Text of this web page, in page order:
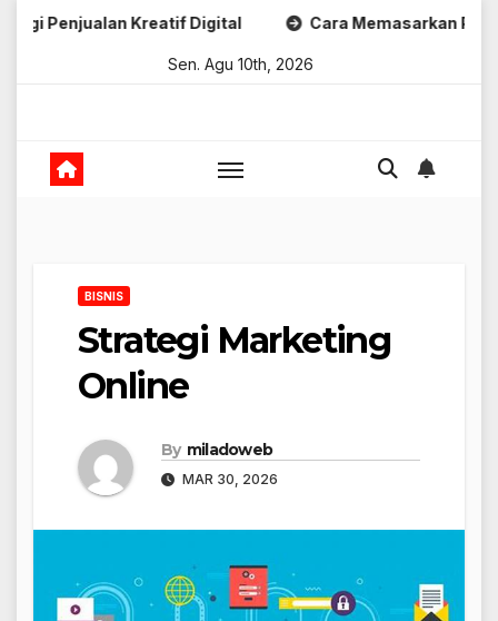
SkipKreatif Digital Cara Memasarkan Produk Digital
Sen. Agu 10th, 2026
BISNIS
Strategi Marketing
Online
By miladoweb
MAR 30, 2026